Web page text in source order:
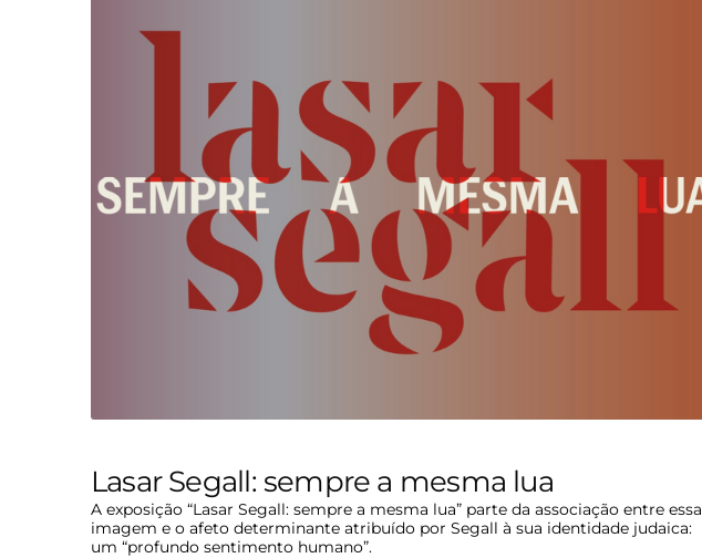
Lasar Segall: sempre a mesma lua
A exposição “Lasar Segall: sempre a mesma lua” parte da associação entre essa
imagem e o afeto determinante atribuído por Segall à sua identidade judaica:
um “profundo sentimento humano”.